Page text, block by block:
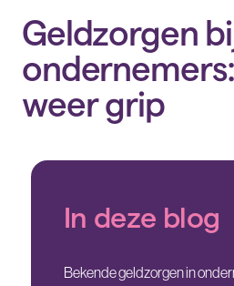
Geldzorgen
weer grip
In deze blog
Bekende geldzorgen in